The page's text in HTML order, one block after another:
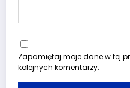
Zapamiętaj moje dane w tej
kolejnych komentarzy.